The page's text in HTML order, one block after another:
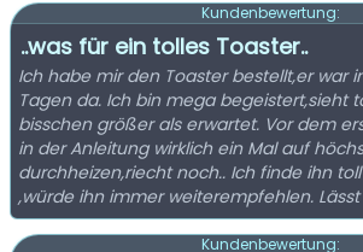
Kundenbewertung:
..was für ein tolles Toaster..
Ich habe mir den Toaster bestellt,er war
Tagen da. Ich bin mega begeistert,sieht
bisschen größer als erwartet. Vor dem
in der Anleitung wirklich ein Mal auf
durchheizen,riecht noch.. Ich finde ihn
,würde ihn immer weiterempfehlen.
Kundenbewertung: